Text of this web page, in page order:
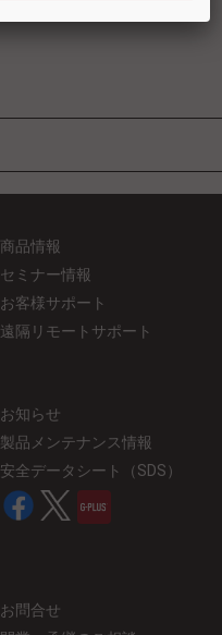
商品情報
セミナー情報
お客様サポート
遠隔リモートサポート
お知らせ
製品メンテナンス情報
安全データシート（SDS）
お問合せ